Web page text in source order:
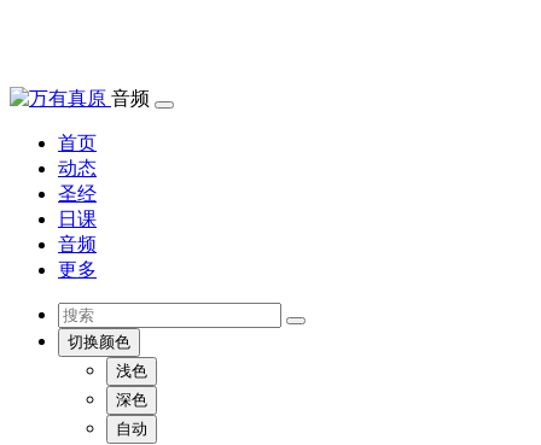
音频
首页
动态
圣经
日课
音频
更多
切换颜色
浅色
深色
自动